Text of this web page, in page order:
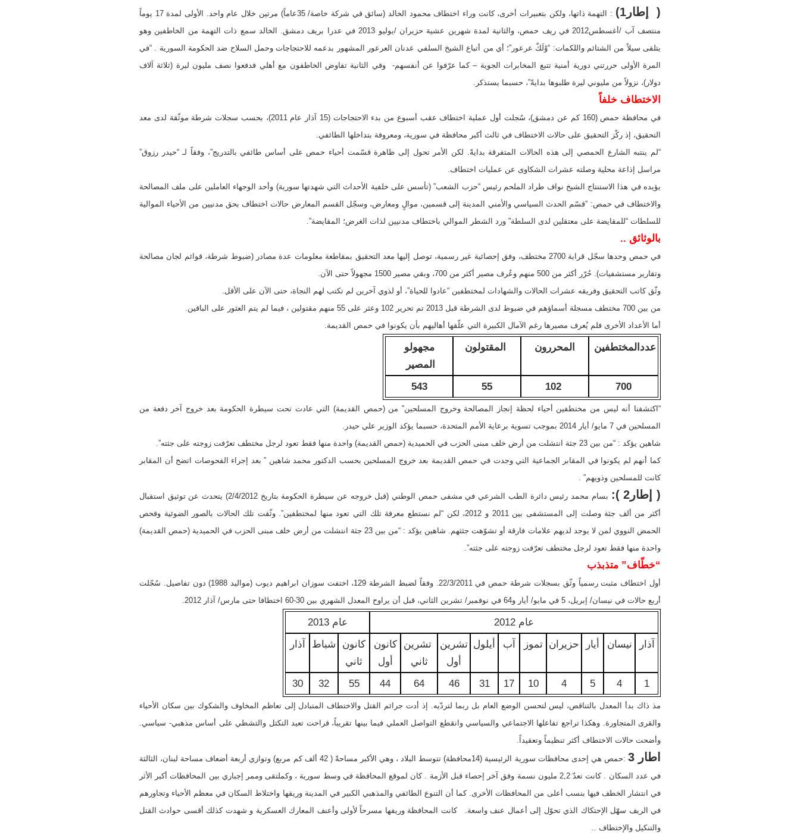
( إطار1)
: التهمة ذاتها، ولكن بتعبيرات أخرى، كانت وراء اختطاف محمود الخالد (سائق في شركة خاصة/ 35عاماً) مرتين خلال عام واحد. الأولى لمدة 17 يوماً
منتصف آب /أغسطس2012 في ريف حمص، والثانية لمدة شهرين عشية حزيران /يوليو 2013 في عدرا بريف دمشق. الخالد سمع ذات التهمة من الخاطفين وهو
يتلقى سيلاً من الشتائم واللكمات: “وْلَكْ عرعور”؛ أي من أتباع الشيخ السلفي عدنان العرعور المشهور بدعمه للاحتجاجات وحمل السلاح ضد الحكومة السورية . “في
المرة الأولى حررتني دورية أمنية تتبع المخابرات الجوية – كما عرّفوا عن أنفسهم- وفي الثانية تفاوض الخاطفون مع أهلي فدفعوا نصف مليون ليرة (ثلاثة آلاف
دولار)، نزولاً من مليوني ليرة طلبوها بدايةً”، حسبما يستذكر.
الاختطاف خلفاً
في محافظة حمص (160 كم عن دمشق)، سُجلت أول عملية اختطاف عقب أسبوع من بدء الاحتجاجات (15 آذار عام 2011)، بحسب سجلات شرطة موثّقة لدى معد
التحقيق، إذ ركّز التحقيق على حالات الاختطاف في ثالث أكبر محافظة في سورية، ومعروفة بتداخلها الطائفي.
“لم ينتبه الشارع الحمصي إلى هذه الحالات المتفرقة بدايةً. لكن الأمر تحول إلى ظاهرة قسّمت أحياء حمص على أساس طائفي بالتدريج”، وفقاً لـ “حيدر رزوق”
مراسل إذاعة محلية وصلته عشرات الشكاوى عن عمليات اختطاف.
يؤيده في هذا الاستنتاج الشيخ نواف طراد الملحم رئيس “حزب الشعب” (تأسس على خلفية الأحداث التي شهدتها سورية) وأحد الوجهاء العاملين على ملف المصالحة
والاختطاف في حمص: “قسّم الحدث السياسي والأمني المدينة إلى قسمين، موالٍ ومعارض، وسجّل القسم المعارض حالات اختطاف بحق مدنيين من الأحياء الموالية
للسلطات “للمقايضة على معتقلين لدى السلطة” ورد الشطر الموالي باختطاف مدنيين لذات الغرض؛ المقايضة”.
بالوثائق ..
في حمص وحدها سجّل قرابة 2700 مختطف، وفق إحصائية غير رسمية، توصل إليها معد التحقيق بمقاطعة معلومات عدة مصادر (ضبوط شرطة، قوائم لجان مصالحة
وتقارير مستشفيات). حُرّر أكثر من 500 منهم وعُرف مصير أكثر من 700، وبقي مصير 1500 مجهولاً حتى الآن.
وثّق كاتب التحقيق وفريقه عشرات الحالات والشهادات لمختطفين “عادوا للحياة”، أو لذوي آخرين لم تكتب لهم النجاة، حتى الآن على الأقل.
من بين 700 مختطف مسجلة أسماؤهم في ضبوط لدى الشرطة قبل 2013 تم تحرير 102 وعثر على 55 منهم مقتولين ، فيما لم يتم العثور على الباقين.
أما الأعداد الأخرى فلم يُعرف مصيرها رغم الآمال الكبيرة التي علّقها أهاليهم بأن يكونوا في حمص القديمة.
عددالمختطفين المحررون المقتولون
مجهولو
المصير
700
55
543
“اكتشفنا أنه ليس من مختطفين أحياء لحظة إنجاز المصالحة وخروج المسلحين” من (حمص القديمة) التي عادت تحت سيطرة الحكومة بعد خروج آخر دفعة من
المسلحين في 7 مايو/ أيار 2014 بموجب تسوية برعاية الأمم المتحدة، حسبما يؤكد الوزير علي حيدر.
شاهين يؤكد : “من بين 23 جثة انتشلت من أرض خلف مبنى الحزب في الحميدية (حمص القديمة) واحدة منها فقط تعود لرجل مختطف تعرّفت زوجته على جثته”.
كما أنهم لم يكونوا في المقابر الجماعية التي وجدت في حمص القديمة بعد خروج المسلحين بحسب الدكتور محمد شاهين ” بعد إجراء الفحوصات اتضح أن المقابر
كانت للمسلحين وذويهم” .
( إطار2 ):
بسام محمد رئيس دائرة الطب الشرعي في مشفى حمص الوطني (قبل خروجه عن سيطرة الحكومة بتاريخ 2/4/2012) يتحدث عن توثيق استقبال
أكثر من ألف جثة وصلت إلى المستشفى بين 2011 و 2012، لكن “لم نستطع معرفة تلك التي تعود منها لمختطفين”. وثّقت تلك الحالات بالصور الضوئية وفحص
الحمض النووي لمن لا يوجد لديهم علامات فارقة أو تشوّهت جثثهم. شاهين يؤكد : “من بين 23 جثة انتشلت من أرض خلف مبنى الحزب في الحميدية (حمص القديمة)
واحدة منها فقط تعود لرجل مختطف تعرّفت زوجته على جثته”.
“خطّاف” متذبذب
أول اختطاف مثبت رسمياً وثّق بسجلات شرطة حمص في 22/3/2011. وفقاً لضبط الشرطة 129، اختفت سوزان ابراهيم ديوب (مواليد 1988) دون تفاصيل. سُجّلت
أربع حالات في نيسان/ إبريل، 5 في مايو/ أيار و64 في نوفمبر/ تشرين الثاني، قبل أن يراوح المعدل الشهري بين 30-60 اختطافا حتى مارس/ آذار 2012.
عام 2012
عام 2013
آذار
نيسان أيار حزيران تموز آب أيلول تشرين
أول
تشرين
ثاني
كانون
أول
كانون
ثاني
شباط آذار
1
4
5
4
10
17
31
46
64
44
55
32
30
مذ ذاك بدأ المعدل بالتناقص، ليس لتحسن الوضع العام بل ربما لتردّيه. إذ أدت جرائم القتل والاختطاف المتبادل إلى تعاظم المخاوف والشكوك بين سكان الأحياء
والقرى المتجاورة. وهكذا تراجع تفاعلها الاجتماعي والسياسي وانقطع التواصل العملي فيما بينها تقريباً، فراحت تعيد التكتل والتشظي على أساس مذهبي- سياسي.
وأضحت حالات الاختطاف أكثر تنظيماً وتعقيداً.
اطار 3
:حمص هي إحدى محافظات سورية الرئيسية (14محافظة) تتوسط البلاد ، وهي الأكبر مساحةً ( 42 ألف كم مربع) وتوازي أربعة أضعاف مساحة لبنان، الثالثة
في عدد السكان . كانت تعدّ 2,2 مليون نسمة وفق آخر إحصاء قبل الأزمة . كان لموقع المحافظة في وسط سورية ، وكملتقى وممر إجباري بين المحافظات أكبر الأثر
في انتشار الخطف فيها بنسب أعلى من المحافظات الأخرى. كما أن التنوع الطائفي والمذهبي الكبير في المدينة وريفها واختلاط السكان في معظم الأحياء وتجاورهم
في الريف سهّل الإحتكاك الذي تحوّل إلى أعمال عنف واسعة. كانت المحافظة وريفها مسرحاً لأولى وأعنف المعارك العسكرية و شهدت كذلك أقسى حوادث القتل
والتنكيل والإختطاف ..